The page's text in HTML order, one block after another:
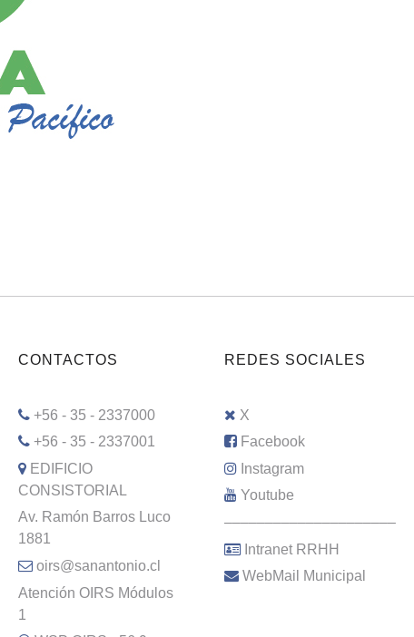
CONTACTOS
+56 - 35 - 2337000
+56 - 35 - 2337001
EDIFICIO
CONSISTORIAL
Av. Ramón Barros Luco
1881
oirs@sanantonio.cl
Atención OIRS Módulos
1
REDES SOCIALES
X
Facebook
Instagram
Youtube
–––––––––––––––––––––
Intranet RRHH
WebMail Municipal